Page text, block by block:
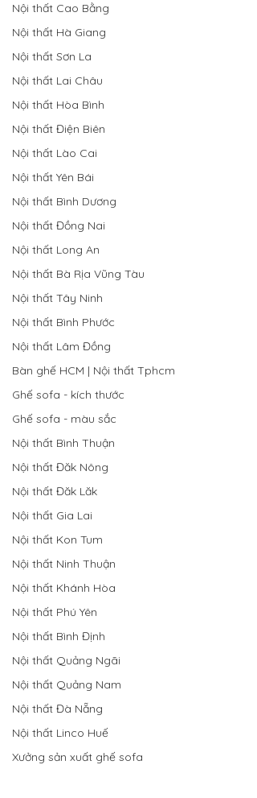
Nội thất Cao Bằng
Nội thất Hà Giang
Nội thất Sơn La
Nội thất Lai Châu
Nội thất Hòa Bình
Nội thất Điện Biên
Nội thất Lào Cai
Nội thất Yên Bái
Nội thất Bình Dương
Nội thất Đồng Nai
Nội thất Long An
Nội thất Bà Rịa Vũng Tàu
Nội thất Tây Ninh
Nội thất Bình Phước
Nội thất Lâm Đồng
Bàn ghế HCM | Nội thất Tphcm
Ghế sofa - kích thước
Ghế sofa - màu sắc
Nội thất Bình Thuận
Nội thất Đăk Nông
Nội thất Đăk Lăk
Nội thất Gia Lai
Nội thất Kon Tum
Nội thất Ninh Thuận
Nội thất Khánh Hòa
Nội thất Phú Yên
Nội thất Bình Định
Nội thất Quảng Ngãi
Nội thất Quảng Nam
Nội thất Đà Nẵng
Nội thất Linco Huế
Xưởng sản xuất ghế sofa